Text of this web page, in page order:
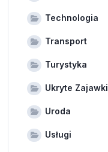
Technologia
Transport
Turystyka
Ukryte Zajawki
Uroda
Usługi